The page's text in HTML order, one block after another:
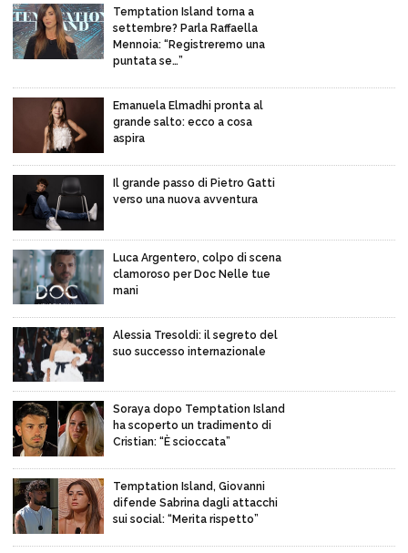
Temptation Island torna a
settembre? Parla Raffaella
Mennoia: “Registreremo una
puntata se…”
Emanuela Elmadhi pronta al
grande salto: ecco a cosa
aspira
Il grande passo di Pietro Gatti
verso una nuova avventura
Luca Argentero, colpo di scena
clamoroso per Doc Nelle tue
mani
Alessia Tresoldi: il segreto del
suo successo internazionale
Soraya dopo Temptation Island
ha scoperto un tradimento di
Cristian: “È scioccata”
Temptation Island, Giovanni
difende Sabrina dagli attacchi
sui social: “Merita rispetto”